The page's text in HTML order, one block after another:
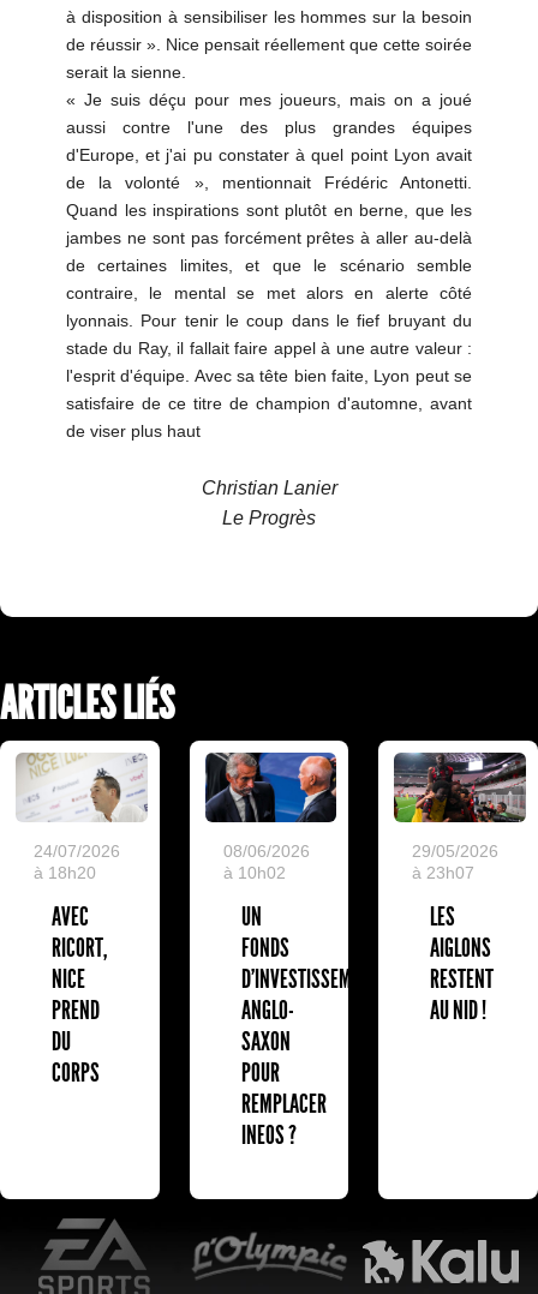
à disposition à sensibiliser les hommes sur la besoin
de réussir ». Nice pensait réellement que cette soirée
serait la sienne.
« Je suis déçu pour mes joueurs, mais on a joué
aussi contre l'une des plus grandes équipes
d'Europe, et j'ai pu constater à quel point Lyon avait
de la volonté », mentionnait Frédéric Antonetti.
Quand les inspirations sont plutôt en berne, que les
jambes ne sont pas forcément prêtes à aller au-delà
de certaines limites, et que le scénario semble
contraire, le mental se met alors en alerte côté
lyonnais. Pour tenir le coup dans le fief bruyant du
stade du Ray, il fallait faire appel à une autre valeur :
l'esprit d'équipe. Avec sa tête bien faite, Lyon peut se
satisfaire de ce titre de champion d'automne, avant
de viser plus haut
Christian Lanier
Le Progrès
ARTICLES LIÉS
24/07/2026
à 18h20
AVEC
RICORT,
NICE
PREND
DU
CORPS
08/06/2026
à 10h02
UN
FONDS
D'INVESTISSEMENT
ANGLO-
SAXON
POUR
REMPLACER
INEOS ?
29/05/2026
à 23h07
LES
AIGLONS
RESTENT
AU NID !
EA Sports